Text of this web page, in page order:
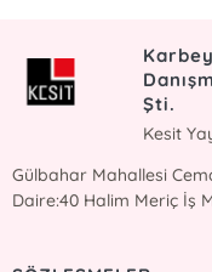
Şti.
Kesit
Gülbahar Mahallesi
Daire:40 Halim Meriç İş